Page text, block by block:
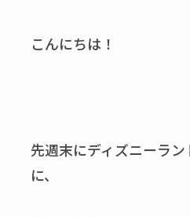
こんにちは！
先週末にディズニーラ
に、